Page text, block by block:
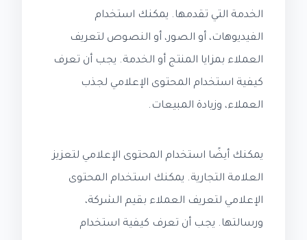
الخدمة التي تقدمها. يمكنك استخدام
الفيديوهات، أو الصور، أو النصوص لتعريف
العملاء بمزايا المنتج أو الخدمة. يجب أن تعرف
كيفية استخدام المحتوى الإعلامي لجذب
العملاء، وزيادة المبيعات.
يمكنك أيضًا استخدام المحتوى الإعلامي لتعزيز
العلامة التجارية. يمكنك استخدام المحتوى
الإعلامي لتعريف العملاء بقيم الشركة،
ورسالتها. يجب أن تعرف كيفية استخدام